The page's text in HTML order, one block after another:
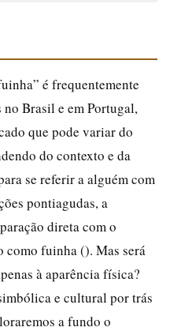
é frequentemente
Brasil e em Portugal,
que pode variar do
do contexto e da
se referir a alguém com
pontiagudas, a
direta com o
como fuinha (). Mas será
à aparência física?
e cultural por trás
a fundo o